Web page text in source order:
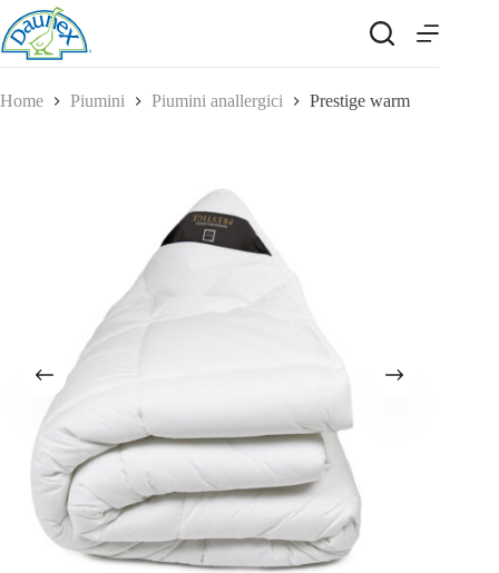
Salta
al
contenuto
Home Piumini Piumini anallergici Prestige warm